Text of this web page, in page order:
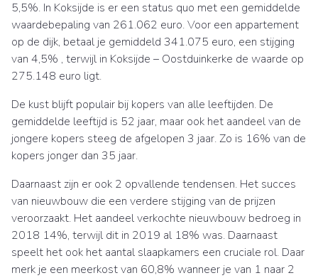
5,5%. In Koksijde is er een status quo met een gemiddelde
waardebepaling van 261.062 euro. Voor een appartement
op de dijk, betaal je gemiddeld 341.075 euro, een stijging
van 4,5% , terwijl in Koksijde – Oostduinkerke de waarde op
275.148 euro ligt.
De kust blijft populair bij kopers van alle leeftijden. De
gemiddelde leeftijd is 52 jaar, maar ook het aandeel van de
jongere kopers steeg de afgelopen 3 jaar. Zo is 16% van de
kopers jonger dan 35 jaar.
Daarnaast zijn er ook 2 opvallende tendensen. Het succes
van nieuwbouw die een verdere stijging van de prijzen
veroorzaakt. Het aandeel verkochte nieuwbouw bedroeg in
2018 14%, terwijl dit in 2019 al 18% was. Daarnaast
speelt het ook het aantal slaapkamers een cruciale rol. Daar
merk je een meerkost van 60,8% wanneer je van 1 naar 2